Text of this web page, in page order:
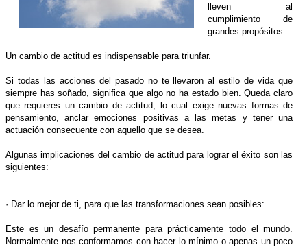
lleven al
cumplimiento de
grandes propósitos.
Un cambio de actitud es indispensable para triunfar.
Si todas las acciones del pasado no te llevaron al estilo de vida que
siempre has soñado, significa que algo no ha estado bien. Queda claro
que requieres un cambio de actitud, lo cual exige nuevas formas de
pensamiento, anclar emociones positivas a las metas y tener una
actuación consecuente con aquello que se desea.
Algunas implicaciones del cambio de actitud para lograr el éxito son las
siguientes:
· Dar lo mejor de ti, para que las transformaciones sean posibles:
Este es un desafío permanente para prácticamente todo el mundo.
Normalmente nos conformamos con hacer lo mínimo o apenas un poco